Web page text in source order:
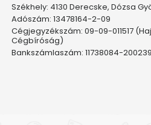
Székhely: 4130 Derecske, Dózsa
Adószám: 13478164-2-09
Cégjegyzékszám: 09-09-011517
Cégbíróság)
Bankszámlaszám: 11738084-